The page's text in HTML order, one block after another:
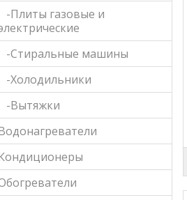
-Плиты газовые и
-Стиральные машины
-Холодильники
-Вытяжки